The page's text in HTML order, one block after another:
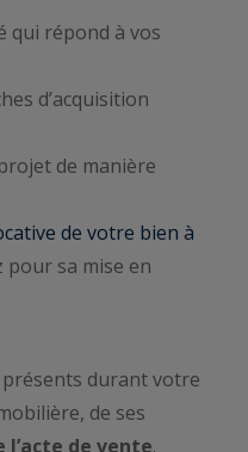
qui répond à vos
d’acquisition
de manière
de votre bien à
pour sa mise en
durant votre
de ses
l’acte de vente.